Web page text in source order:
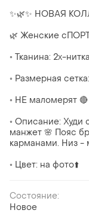
✨🌿✨ НОВАЯ
🌿 Женские
◦ Тканина: 2х-
◦ Размерная
◦ НЕ маломерят 🔴
◦ Описание: Худи
манжет 🌸 Пояс
карманами. Низ -
◦ Цвет: на фото⬆️
Состояние:
Новое